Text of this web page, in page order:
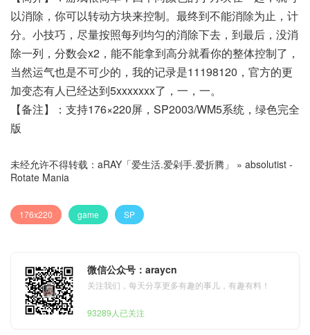
以消除，你可以转动方块来控制。最终到不能消除为止，计
分。小技巧，尽量按照每列均匀的消除下去，到最后，没消
除一列，分数会x2，能不能拿到高分就看你的整体控制了，
当然运气也是不可少的，我的记录是11198120，官方的更
加变态有人已经达到5xxxxxxx了，一，一。
【备注】：支持176×220屏，SP2003/WM5系统，绿色完全
版
未经允许不得转载： aRAY「爱生活.爱剁手.爱折腾」 » absolutist -
Rotate Mania
176x220 game SP
微信公众号：araycn
关注我们，每天分享更多有趣的事儿，有趣有料！
93289人已关注